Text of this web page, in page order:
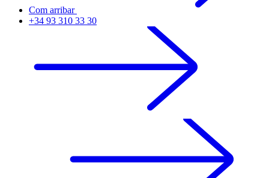
Com arribar
+34 93 310 33 30